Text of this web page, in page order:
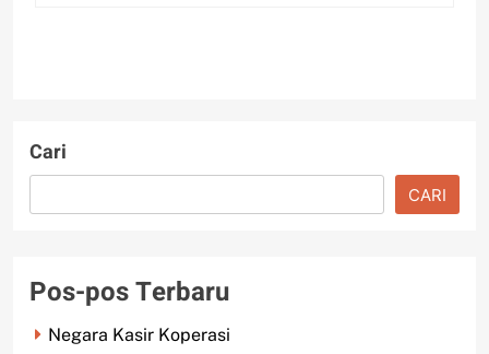
Cari
CARI
Pos-pos Terbaru
Negara Kasir Koperasi